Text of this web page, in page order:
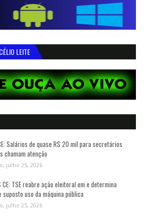
LEITE
Salários de quase R$ 20 mil para secretários
chamam atenção
julho 25, 2026
CE: TSE reabre ação eleitoral em e determina
suposto uso da máquina pública
julho 25, 2026